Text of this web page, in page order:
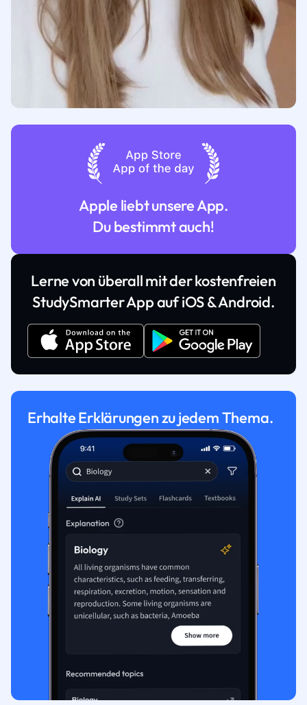
Apple liebt unsere App.
Du bestimmt auch!
Lerne von überall mit der kostenfreien
StudySmarter App auf iOS & Android.
Erhalte Erklärungen zu jedem Thema.